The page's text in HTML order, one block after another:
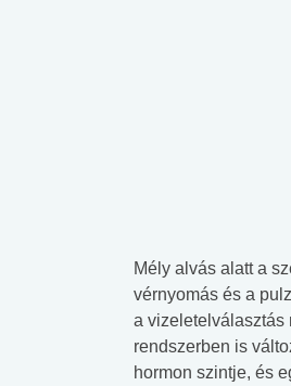
Mély alvás alatt a
vérnyomás és a
a vizeletelválasztás
rendszerben is
hormon szintje, és